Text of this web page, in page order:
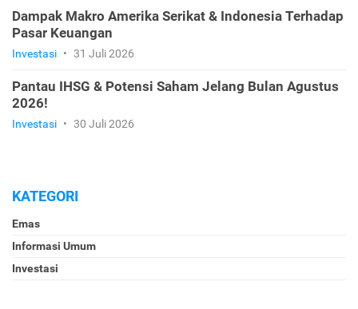
Dampak Makro Amerika Serikat & Indonesia Terhadap
Pasar Keuangan
Investasi • 31 Juli 2026
Pantau IHSG & Potensi Saham Jelang Bulan Agustus
2026!
Investasi • 30 Juli 2026
KATEGORI
Emas
Informasi Umum
Investasi